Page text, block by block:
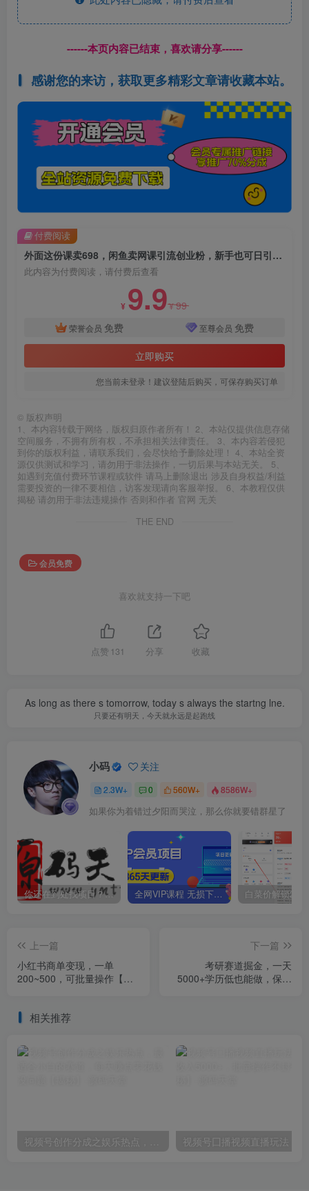
------本页内容已结束，喜欢请分享------
感谢您的来访，获取更多精彩文章请收藏本站。
外面这份课卖698，闲鱼卖网课引流创业粉，新手也可日引50+流量【揭秘】
此内容为付费阅读，请付费后查看
¥ 9.9¥99
荣誉会员 免费 至尊会员 免费
立即购买
您当前未登录！建议登陆后购买，可保存购买订单
付费阅读
© 版权声明
1、本内容转载于网络，版权归原作者所有！ 2、本站仅提供信息存储
空间服务，不拥有所有权，不承担相关法律责任。 3、本内容若侵犯
到你的版权利益，请联系我们，会尽快给予删除处理！ 4、本站全资
源仅供测试和学习，请勿用于非法操作，一切后果与本站无关。 5、
如遇到充值付费环节课程或软件 请马上删除退出 涉及自身权益/利益
需要投资的一律不要相信，访客发现请向客服举报。 6、本教程仅供
揭秘 请勿用于非法违规操作 否则和作者 官网 无关
THE END
会员免费
喜欢就支持一下吧
点赞 131 分享 收藏
As long as there s tomorrow, today s always the startng lne.
只要还有明天，今天就永远是起跑线
小码 关注
2.3W+ 0 560W+ 8586W+
如果你为着错过夕阳而哭泣，那么你就要错群星了
你还在到处找项目？还在当韭菜？我靠卖项目一个月收入5万+，曾经我也是个失败者。 全网VIP课程 无损下载~
上一篇
小红书商单变现，一单
200~500，可批量操作【仅
下一篇
考研赛道掘金，一天
5000+学历低也能做，保姆
相关推荐
视频号创作分成之娱乐热点，最适合小白的赛道，每天赚点零花钱没问题【揭秘】